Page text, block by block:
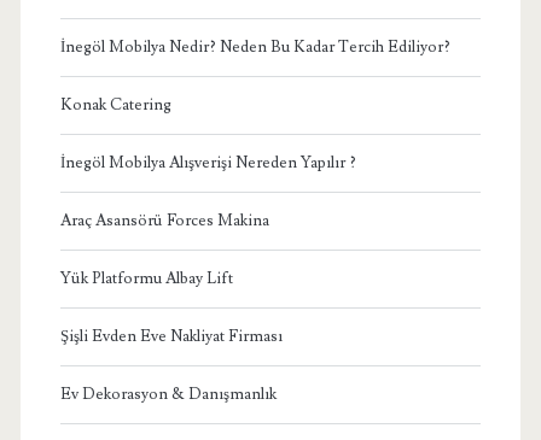
İnegöl Mobilya Nedir? Neden Bu Kadar Tercih Ediliyor?
Konak Catering
İnegöl Mobilya Alışverişi Nereden Yapılır ?
Araç Asansörü Forces Makina
Yük Platformu Albay Lift
Şişli Evden Eve Nakliyat Firması
Ev Dekorasyon & Danışmanlık